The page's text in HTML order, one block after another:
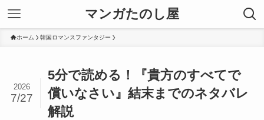
マンガたのし屋
ホーム 韓国ロマンスファンタジー
5分で読める！『貴方のすべてで
償いなさい』結末までのネタバレ
解説
2026
7/27